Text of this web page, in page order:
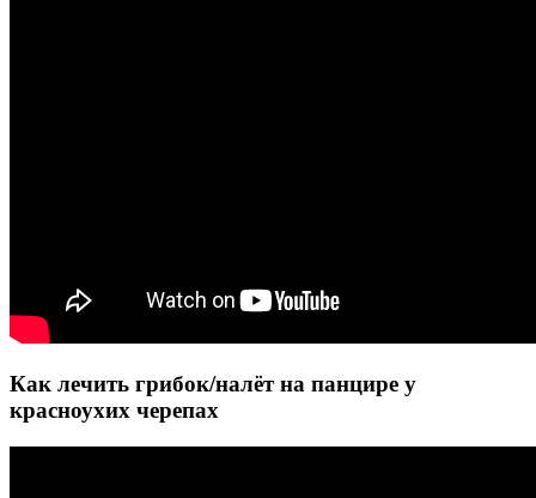
Как лечить грибок/налёт на панцире у
красноухих черепах